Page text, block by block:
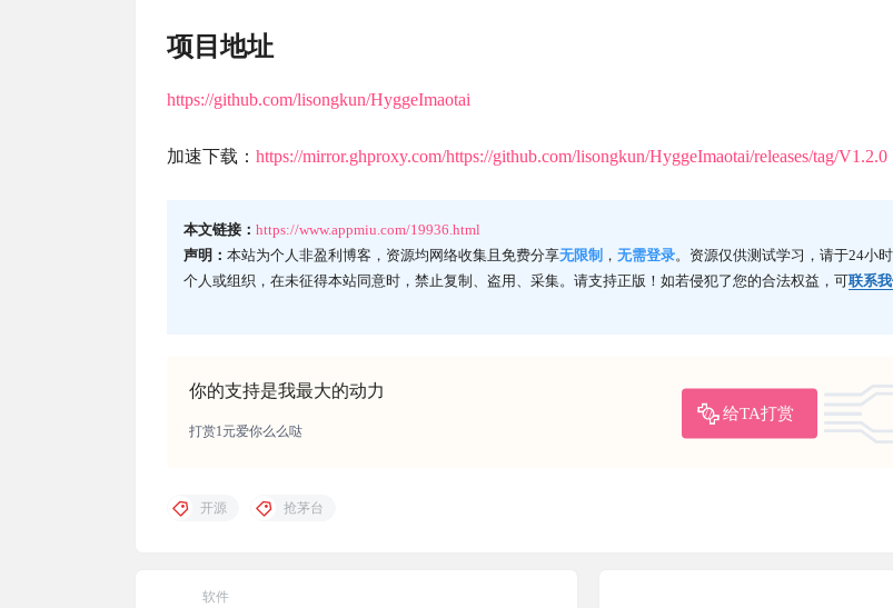
项目地址
https://github.com/lisongkun/HyggeImaotai
加速下载： https://mirror.ghproxy.com/https://github.com/lisongkun/HyggeImaotai/releases/tag/V1.2.0
本文链接： https://www.appmiu.com/19936.html
声明： 本站为个人非盈利博客，资源均网络收集且免费分享无限制 ， 无需登录。资源仅供测试学习，请于24小
个人或组织，在未征得本站同意时，禁止复制、盗用、采集。请支持正版！如若侵犯了您的合法权益，可联系
你的支持是我最大的动力
给TA打赏
打赏1元爱你么么哒
开源 抢茅台
软件